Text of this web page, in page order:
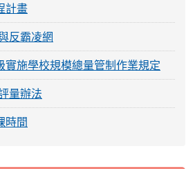
計畫
反霸凌網
實施學校規模總量管制作業規定
量辦法
時間